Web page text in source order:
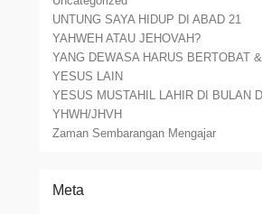
UNTUNG SAYA HIDUP DI ABAD 21
YAHWEH ATAU JEHOVAH?
YANG DEWASA HARUS BERTOBAT
YESUS LAIN
YESUS MUSTAHIL LAHIR DI BULAN
YHWH/JHVH
Zaman Sembarangan Mengajar
Meta